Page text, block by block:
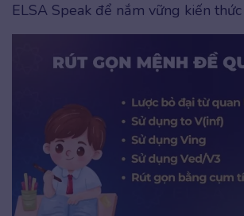
ELSA Speak để nắm vững kiến